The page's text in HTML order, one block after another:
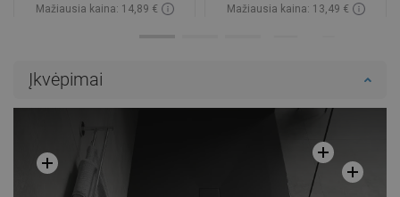
Mažiausia kaina: 14,89 €
Mažiausia kaina: 13,49 €
Įkvėpimai